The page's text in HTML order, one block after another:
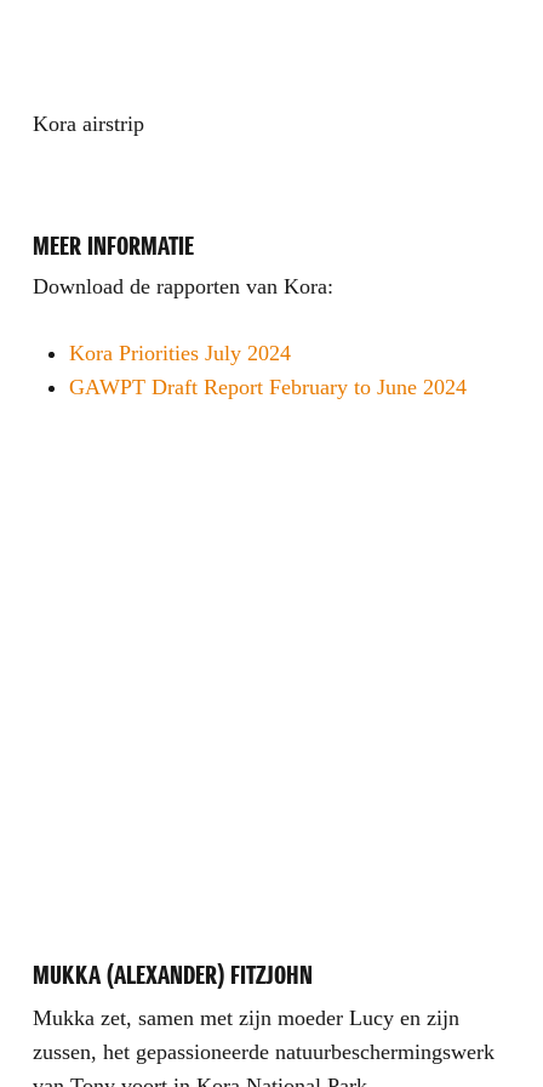
Kora airstrip
MEER INFORMATIE
Download de rapporten van Kora:
Kora Priorities July 2024
GAWPT Draft Report February to June 2024
MUKKA (ALEXANDER) FITZJOHN
Mukka zet, samen met zijn moeder Lucy en zijn
zussen, het gepassioneerde natuurbeschermingswerk